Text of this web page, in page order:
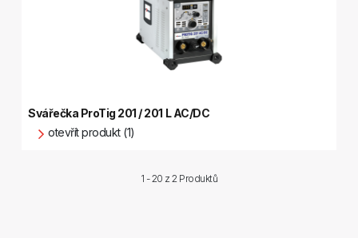
Svářečka ProTig 201 / 201 L AC/DC
otevřít produkt (1)
1 - 20 z2 Produktů